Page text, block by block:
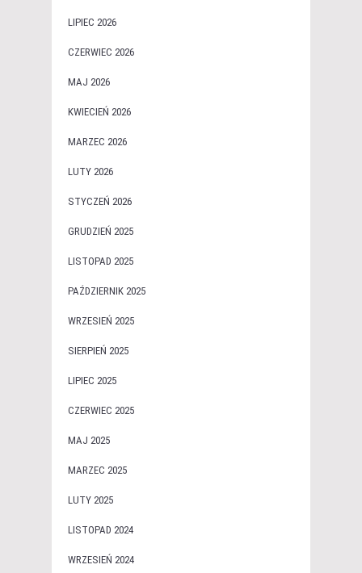
LIPIEC 2026
CZERWIEC 2026
MAJ 2026
KWIECIEŃ 2026
MARZEC 2026
LUTY 2026
STYCZEŃ 2026
GRUDZIEŃ 2025
LISTOPAD 2025
PAŹDZIERNIK 2025
WRZESIEŃ 2025
SIERPIEŃ 2025
LIPIEC 2025
CZERWIEC 2025
MAJ 2025
MARZEC 2025
LUTY 2025
LISTOPAD 2024
WRZESIEŃ 2024